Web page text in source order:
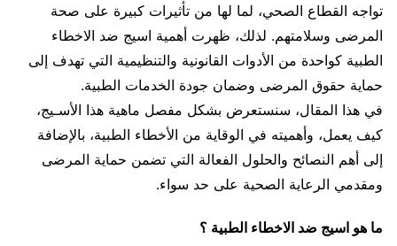
تواجه القطاع الصحي، لما لها من تأثيرات كبيرة على صحة
المرضى وسلامتهم. لذلك، ظهرت أهمية اسيج ضد الاخطاء
الطبية كواحدة من الأدوات القانونية والتنظيمية التي تهدف إلى
حماية حقوق المرضى وضمان جودة الخدمات الطبية.
في هذا المقال، سنستعرض بشكل مفصل ماهية هذا الأسـيج،
كيف يعمل، وأهميته في الوقاية من الأخطاء الطبية، بالإضافة
إلى أهم النصائح والحلول الفعالة التي تضمن حماية المرضى
ومقدمي الرعاية الصحية على حد سواء.
ما هو اسيج ضد الاخطاء الطبية ؟